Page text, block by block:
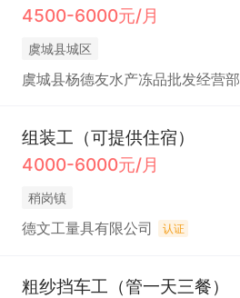
4500-6000元/月
虞城县城区
虞城县杨德友水产冻品批发经营部
组装工（可提供住宿）
4000-6000元/月
稍岗镇
德文工量具有限公司 认证
粗纱挡车工（管一天三餐）